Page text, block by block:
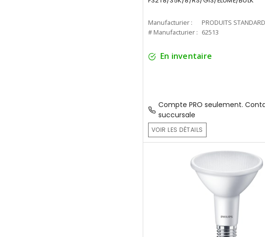
Manufacturier :
PRODUITS STANDARD
# Manufacturier : 62513
En inventaire
Compte PRO seulement.
succursale
VOIR LES DÉTAILS